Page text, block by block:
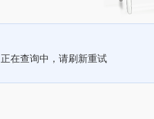
正在查询中，请刷新重试